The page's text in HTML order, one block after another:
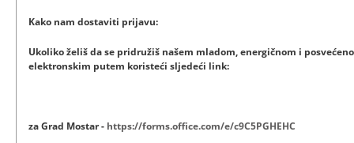
Kako nam dostaviti prijavu:
Ukoliko želiš da se pridružiš našem mladom, energičnom i
elektronskim putem koristeći sljedeći link:
za Grad Mostar - https://forms.office.com/e/c9C5PGHEHC